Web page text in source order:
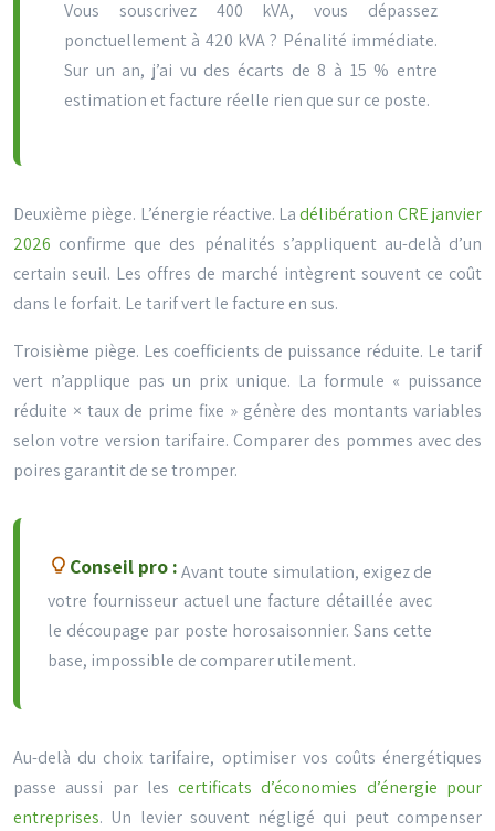
Vous souscrivez 400 kVA, vous dépassez
ponctuellement à 420 kVA ? Pénalité immédiate.
Sur un an, j’ai vu des écarts de 8 à 15 % entre
estimation et facture réelle rien que sur ce poste.
Deuxième piège. L’énergie réactive. Ladélibération CRE janvier
2026 confirme que des pénalités s’appliquent au-delà d’un
certain seuil. Les offres de marché intègrent souvent ce coût
dans le forfait. Le tarif vert le facture en sus.
Troisième piège. Les coefficients de puissance réduite. Le tarif
vert n’applique pas un prix unique. La formule « puissance
réduite × taux de prime fixe » génère des montants variables
selon votre version tarifaire. Comparer des pommes avec des
poires garantit de se tromper.
Conseil pro :Avant toute simulation, exigez de
votre fournisseur actuel une facture détaillée avec
le découpage par poste horosaisonnier. Sans cette
base, impossible de comparer utilement.
Au-delà du choix tarifaire, optimiser vos coûts énergétiques
passe aussi par lescertificats d’économies d’énergie pour
entreprises. Un levier souvent négligé qui peut compenser